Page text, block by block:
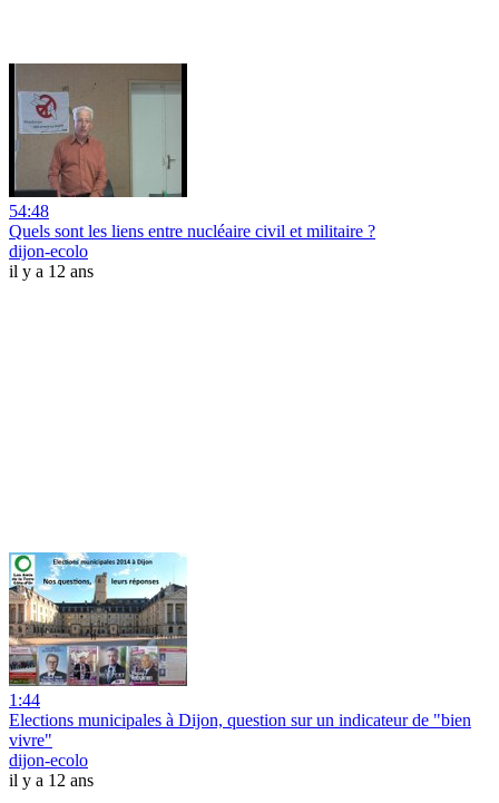
54:48
Quels sont les liens entre nucléaire civil et militaire ?
dijon-ecolo
il y a 12 ans
1:44
Elections municipales à Dijon, question sur un indicateur de "bien
vivre"
dijon-ecolo
il y a 12 ans